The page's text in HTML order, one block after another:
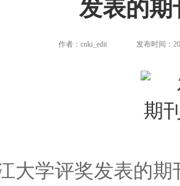
发表的期
作者：cnki_edit 发布时间：
大学评奖发表的